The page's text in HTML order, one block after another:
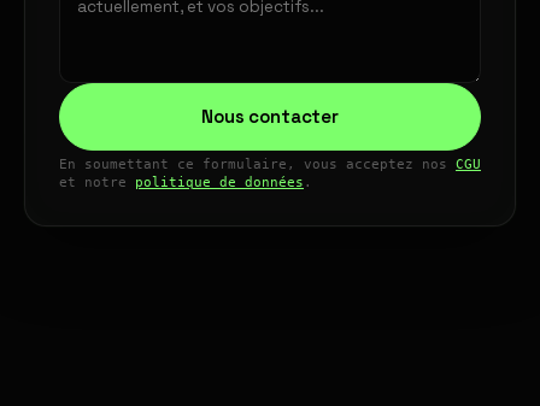
Nous contacter
En soumettant ce formulaire, vous acceptez nos CGU
et notre politique de données .